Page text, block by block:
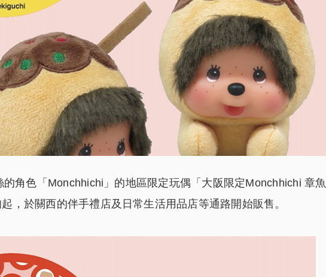
角色「Monchhichi」的地區限定玩偶「大阪限定Monchhichi 章魚
，於關西的伴手禮店及日常生活用品店等通路開始販售。